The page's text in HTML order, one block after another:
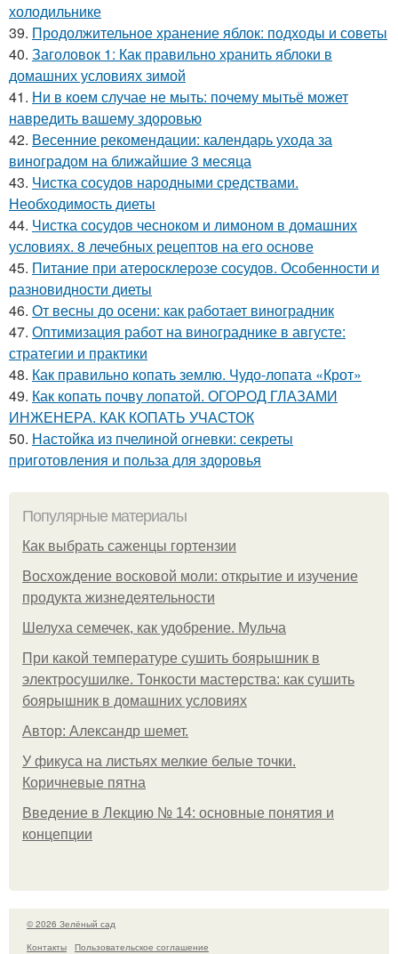
холодильнике
39. Продолжительное хранение яблок: подходы и советы
40. Заголовок 1: Как правильно хранить яблоки в
домашних условиях зимой
41. Ни в коем случае не мыть: почему мытьё может
навредить вашему здоровью
42. Весенние рекомендации: календарь ухода за
виноградом на ближайшие 3 месяца
43. Чистка сосудов народными средствами.
Необходимость диеты
44. Чистка сосудов чесноком и лимоном в домашних
условиях. 8 лечебных рецептов на его основе
45. Питание при атеросклерозе сосудов. Особенности и
разновидности диеты
46. От весны до осени: как работает виноградник
47. Оптимизация работ на винограднике в августе:
стратегии и практики
48. Как правильно копать землю. Чудо-лопата «Крот»
49. Как копать почву лопатой. ОГОРОД ГЛАЗАМИ
ИНЖЕНЕРА. КАК КОПАТЬ УЧАСТОК
50. Настойка из пчелиной огневки: секреты
приготовления и польза для здоровья
Популярные материалы
Как выбрать саженцы гортензии
Восхождение восковой моли: открытие и изучение
продукта жизнедеятельности
Шелуха семечек, как удобрение. Мульча
При какой температуре сушить боярышник в
электросушилке. Тонкости мастерства: как сушить
боярышник в домашних условиях
Автор: Александр шемет.
У фикуса на листьях мелкие белые точки.
Коричневые пятна
Введение в Лекцию № 14: основные понятия и
концепции
© 2026 Зелёный сад
Контакты
Пользовательское соглашение